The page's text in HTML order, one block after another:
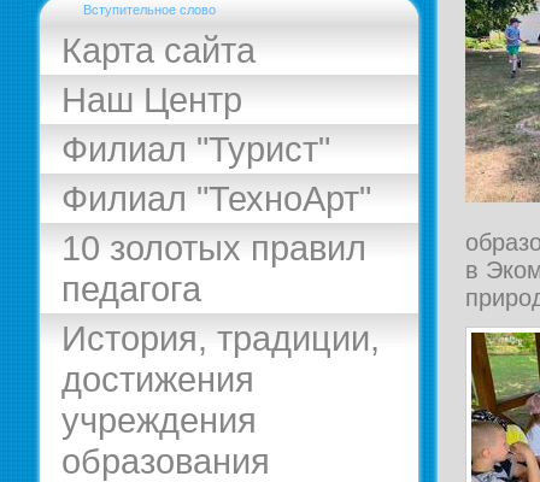
Вступительное слово
Карта сайта
Наш Центр
Филиал "Турист"
Филиал "ТехноАрт"
10 золотых правил
педагога
История, традиции,
достижения
учреждения
образования
в